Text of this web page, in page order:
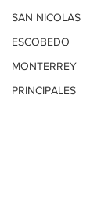
SAN NICOLAS
ESCOBEDO
MONTERREY
PRINCIPALES